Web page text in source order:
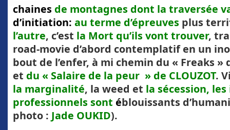
chaines de montagnes dont la traversée
d’initiation: au terme d’épreuves plus
l’autre, c’est la Mort qu’ils vont trouver,
road-movie d’abord contemplatif en un
bout de l’enfer, à mi chemin du « Freaks »
et du « Salaire de la peur » de CLOUZOT.
la marginalité, la weed et la sécession,
professionnels sont éblouissants
photo : Jade OUKID).